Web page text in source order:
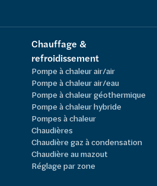
Chauffage &
refroidissement
Pompe à chaleur air/air
Pompe à chaleur air/eau
Pompe à chaleur géothermique
Pompe à chaleur hybride
Pompes à chaleur
Chaudières
Chaudière gaz à condensation
Chaudière au mazout
Réglage par zone